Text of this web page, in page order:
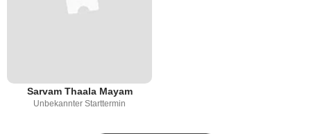
Sarvam Thaala Mayam
Unbekannter Starttermin